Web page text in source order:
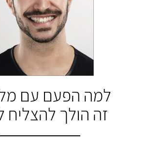
למה הפעם עם
זה הולך להצליח